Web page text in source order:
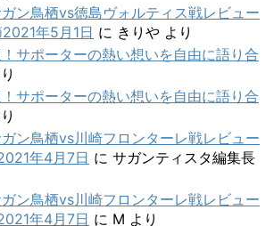
ン鳥栖vs徳島ヴォルティス戦レビュー
2021年5月1日 に きりや より
サポーターの熱い想いを自由に語り合
サポーターの熱い想いを自由に語り合
ン鳥栖vs川崎フロンターレ戦レビュー
年4月7日 に サガンティスタ編集長
ン鳥栖vs川崎フロンターレ戦レビュー
年4月7日 に M より